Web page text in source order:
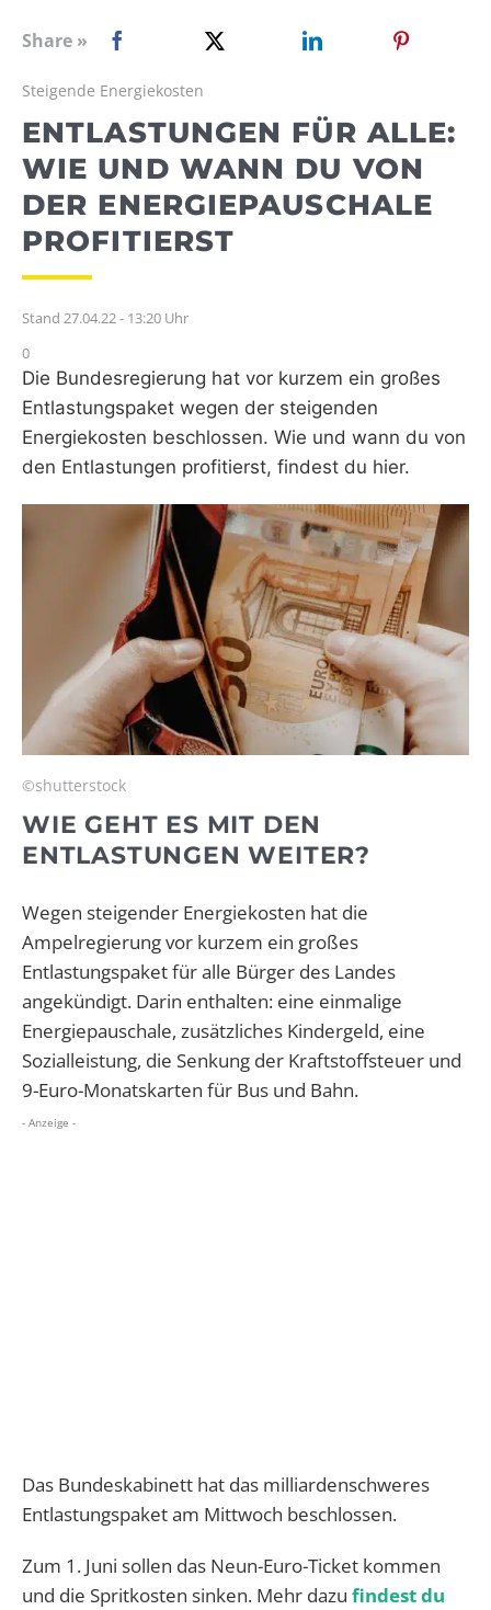
WEBRADIO
Share »
Steigende Energiekosten
ENTLASTUNGEN FÜR ALLE:
WIE UND WANN DU VON
DER ENERGIEPAUSCHALE
PROFITIERST
Stand 27.04.22 - 13:20 Uhr
0
Die Bundesregierung hat vor kurzem ein großes
Entlastungspaket wegen der steigenden
Energiekosten beschlossen. Wie und wann du von
den Entlastungen profitierst, findest du hier.
©shutterstock
WIE GEHT ES MIT DEN
ENTLASTUNGEN WEITER?
Wegen steigender Energiekosten hat die
Ampelregierung vor kurzem ein großes
Entlastungspaket für alle Bürger des Landes
angekündigt. Darin enthalten: eine einmalige
Energiepauschale, zusätzliches Kindergeld, eine
Sozialleistung, die Senkung der Kraftstoffsteuer und
9-Euro-Monatskarten für Bus und Bahn.
- Anzeige -
Das Bundeskabinett hat das milliardenschweres
Entlastungspaket am Mittwoch beschlossen.
Zum 1. Juni sollen das Neun-Euro-Ticket kommen
und die Spritkosten sinken. Mehr dazu findest du